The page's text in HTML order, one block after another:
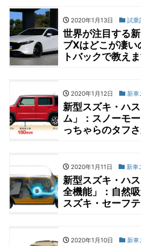
2020年1月13日 試乗
世界が注目する
ブXはどこが凄
トバックで教え
2020年1月12日 新車
新型スズキ・ハ
ム」：スノーモ
っちゃらのタフ
2020年1月11日 新車
新型スズキ・ハ
全機能」：自然
スズキ・セーフ
2020年1月10日 新車